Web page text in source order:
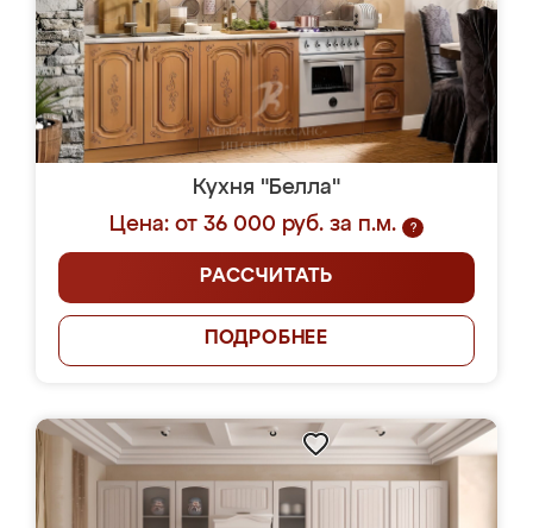
Кухня "Белла"
Цена: от 36 000 руб. за п.м.
?
РАССЧИТАТЬ
ПОДРОБНЕЕ